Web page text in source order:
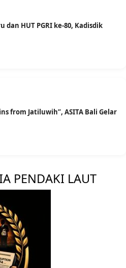
dan HUT PGRI ke-80, Kadisdik
from Jatiluwih”, ASITA Bali Gelar
PENDAKI LAUT